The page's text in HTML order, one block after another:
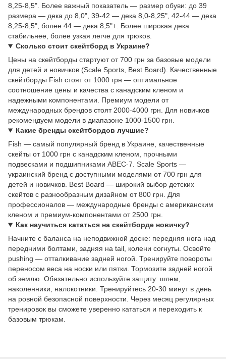
8,25-8,5". Более важный показатель — размер обуви: до 39
размера — дека до 8,0", 39-42 — дека 8,0-8,25", 42-44 — дека
8,25-8,5", более 44 — дека 8,5"+. Более широкая дека
стабильнее, более узкая легче для трюков.
Сколько стоит скейтборд в Украине?
Цены на скейтборды стартуют от 700 грн за базовые модели
для детей и новичков (Scale Sports, Best Board). Качественные
скейтборды Fish стоят от 1000 грн — оптимальное
соотношение цены и качества с канадским кленом и
надежными компонентами. Премиум модели от
международных брендов стоят 2000-4000 грн. Для новичков
рекомендуем модели в диапазоне 1000-1500 грн.
Какие бренды скейтбордов лучшие?
Fish — самый популярный бренд в Украине, качественные
скейты от 1000 грн с канадским кленом, прочными
подвесками и подшипниками ABEC-7. Scale Sports —
украинский бренд с доступными моделями от 700 грн для
детей и новичков. Best Board — широкий выбор детских
скейтов с разнообразным дизайном от 800 грн. Для
профессионалов — международные бренды с американским
кленом и премиум-компонентами от 2500 грн.
Как научиться кататься на скейтборде новичку?
Начните с баланса на неподвижной доске: передняя нога над
передними болтами, задняя на tail, колени согнуты. Освойте
pushing — отталкивание задней ногой. Тренируйте повороты
переносом веса на носки или пятки. Тормозите задней ногой
об землю. Обязательно используйте защиту: шлем,
наколенники, налокотники. Тренируйтесь 20-30 минут в день
на ровной безопасной поверхности. Через месяц регулярных
тренировок вы сможете уверенно кататься и переходить к
базовым трюкам.